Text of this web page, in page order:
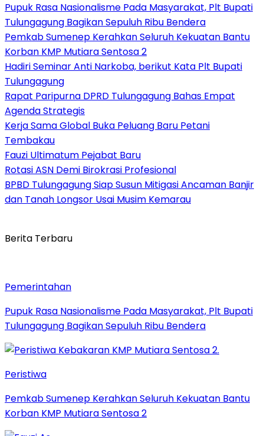
Pupuk Rasa Nasionalisme Pada Masyarakat, Plt Bupati
Tulungagung Bagikan Sepuluh Ribu Bendera
Pemkab Sumenep Kerahkan Seluruh Kekuatan Bantu
Korban KMP Mutiara Sentosa 2
Hadiri Seminar Anti Narkoba, berikut Kata Plt Bupati
Tulungagung
Rapat Paripurna DPRD Tulungagung Bahas Empat
Agenda Strategis
Kerja Sama Global Buka Peluang Baru Petani
Tembakau
Fauzi Ultimatum Pejabat Baru
Rotasi ASN Demi Birokrasi Profesional
BPBD Tulungagung Siap Susun Mitigasi Ancaman Banjir
dan Tanah Longsor Usai Musim Kemarau
Berita Terbaru
Pemerintahan
Pupuk Rasa Nasionalisme Pada Masyarakat, Plt Bupati
Tulungagung Bagikan Sepuluh Ribu Bendera
Peristiwa
Pemkab Sumenep Kerahkan Seluruh Kekuatan Bantu
Korban KMP Mutiara Sentosa 2